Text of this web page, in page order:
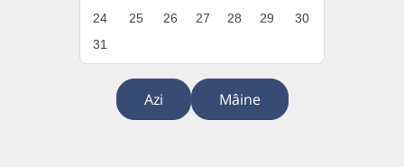
24
25 26 27 28 29
30
31
Azi Mâine